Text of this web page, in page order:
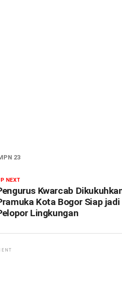
23
NEXT
Kwarcab
Kota Bogor Siap jadi
Lingkungan